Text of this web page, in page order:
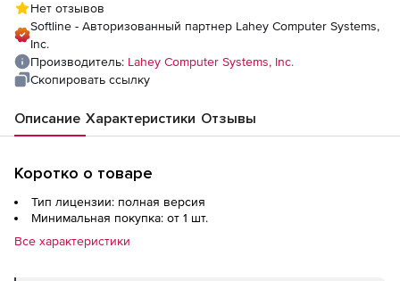
Нет отзывов
Softline - Авторизованный партнер Lahey Computer Systems,
Inc.
Производитель: Lahey Computer Systems, Inc.
Скопировать ссылку
Описание Характеристики Отзывы
Коротко о товаре
Тип лицензии: полная версия
Минимальная покупка: от 1 шт.
Все характеристики